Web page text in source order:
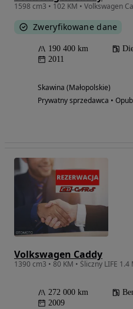
Zweryfikowane dane
190 400 km
2011
Skawina (Małopolskie)
Prywatny sprzedawca •
Volkswagen Caddy
272 000 km
2009